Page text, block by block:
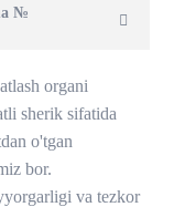
№
organi
sherik sifatida
o'tgan
bor.
va tezkor